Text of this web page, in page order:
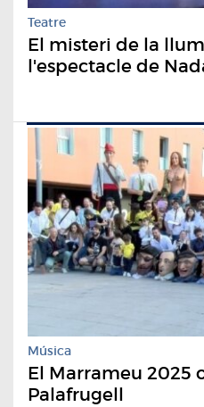
Teatre
El misteri de la
l'espectacle de
Música
El Marrameu 2025
Palafrugell